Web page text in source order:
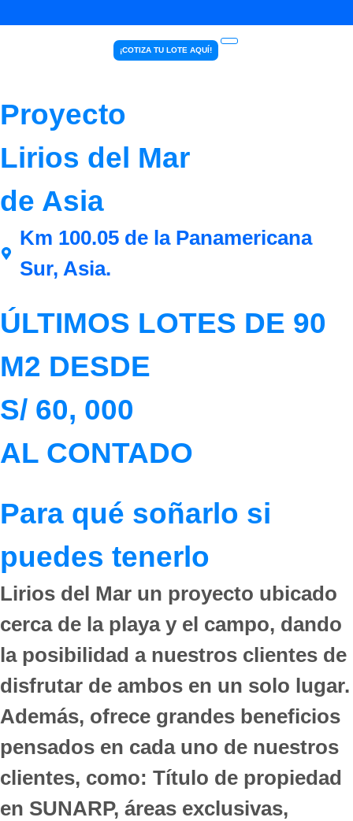
¡COTIZA TU LOTE AQUÍ!
Proyecto
Lirios del Mar
de Asia
Km 100.05 de la Panamericana
Sur, Asia.
ÚLTIMOS LOTES DE 90
M2 DESDE
S/ 60, 000
AL CONTADO
Para qué soñarlo si
puedes tenerlo
Lirios del Mar un proyecto ubicado
cerca de la playa y el campo, dando
la posibilidad a nuestros clientes de
disfrutar de ambos en un solo lugar.
Además, ofrece grandes beneficios
pensados en cada uno de nuestros
clientes, como: Título de propiedad
en SUNARP, áreas exclusivas,